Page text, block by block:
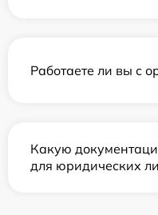
Работаете ли вы с
Какую
для юридических